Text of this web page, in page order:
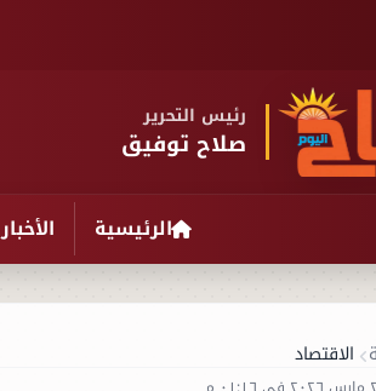
رئيس التحرير
صلاح توفيق
الرئيسية الأخبار
الاقتصاد